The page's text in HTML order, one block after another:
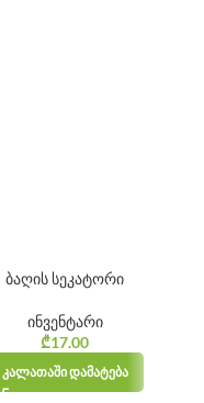
ბაღის სეკატორი
ინვენტარი
₾17.00
ᲙᲐᲚᲐᲗᲐᲨᲘ ᲓᲐᲛᲐᲢᲔᲑᲐ